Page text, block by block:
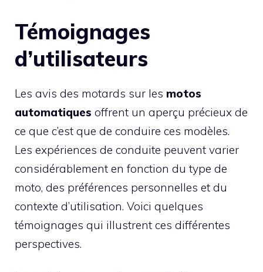
Témoignages
d’utilisateurs
Les avis des motards sur les motos
automatiques offrent un aperçu précieux de
ce que c’est que de conduire ces modèles.
Les expériences de conduite peuvent varier
considérablement en fonction du type de
moto, des préférences personnelles et du
contexte d’utilisation. Voici quelques
témoignages qui illustrent ces différentes
perspectives.